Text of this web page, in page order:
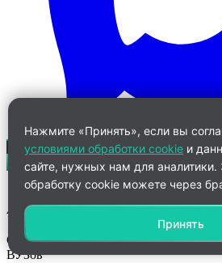
Ангелина
Старший менеджер по работе с
ВУЗов
Нажмите «Принять», если вы
условиями обработки cookie и
сайте, нужных нам для аналитики.
обработку cookie можете через
Принять